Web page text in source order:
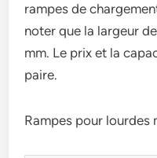
rampes de
noter que la largeur
mm. Le prix et la
paire.
Rampes pour lourdes